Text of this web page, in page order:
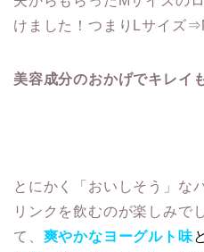
けました！つまりLサイズ
美容成分のおかげでキレイ
とにかく「おいしそう」な
リンクを飲むのが楽しみで
て、 爽やかなヨーグルト味と